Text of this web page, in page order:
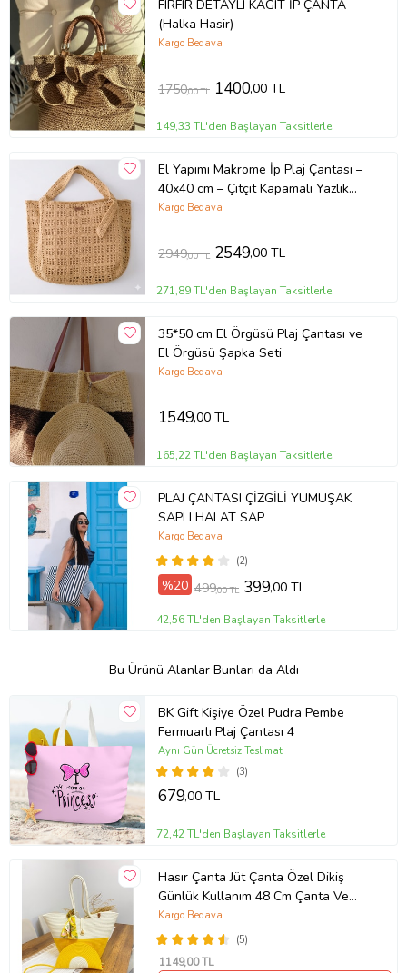
FIRFIR DETAYLI KAGIT İP ÇANTA
(Halka Hasir)
Kargo Bedava
1750,00 TL 1400,00 TL
149,33 TL'den Başlayan Taksitlerle
El Yapımı Makrome İp Plaj Çantası –
40x40 cm – Çıtçıt Kapamalı Yazlık
Omuz Çantası Ayla karakılçık
Kargo Bedava
2949,00 TL 2549,00 TL
271,89 TL'den Başlayan Taksitlerle
35*50 cm El Örgüsü Plaj Çantası ve
El Örgüsü Şapka Seti
Kargo Bedava
1549,00 TL
165,22 TL'den Başlayan Taksitlerle
PLAJ ÇANTASI ÇİZGİLİ YUMUŞAK
SAPLI HALAT SAP
(2)
Kargo Bedava
%20 499,00 TL 399,00 TL
42,56 TL'den Başlayan Taksitlerle
Bu Ürünü Alanlar Bunları da Aldı
BK Gift Kişiye Özel Pudra Pembe
Fermuarlı Plaj Çantası 4
(3)
Aynı Gün Ücretsiz Teslimat
679,00 TL
72,42 TL'den Başlayan Taksitlerle
Hasır Çanta Jüt Çanta Özel Dikiş
Günlük Kullanım 48 Cm Çanta Ve
Cüzdan Seti
(5)
Kargo Bedava
1149,00 TL